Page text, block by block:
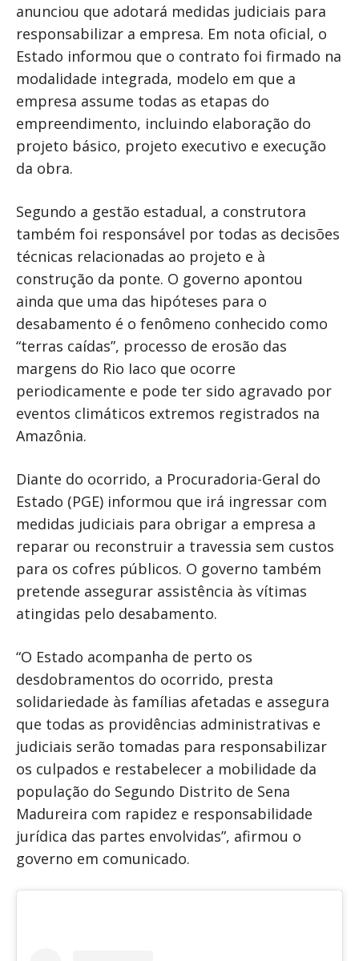
anunciou que adotará medidas judiciais para
responsabilizar a empresa. Em nota oficial, o
Estado informou que o contrato foi firmado na
modalidade integrada, modelo em que a
empresa assume todas as etapas do
empreendimento, incluindo elaboração do
projeto básico, projeto executivo e execução
da obra.
Segundo a gestão estadual, a construtora
também foi responsável por todas as decisões
técnicas relacionadas ao projeto e à
construção da ponte. O governo apontou
ainda que uma das hipóteses para o
desabamento é o fenômeno conhecido como
“terras caídas”, processo de erosão das
margens do Rio Iaco que ocorre
periodicamente e pode ter sido agravado por
eventos climáticos extremos registrados na
Amazônia.
Diante do ocorrido, a Procuradoria-Geral do
Estado (PGE) informou que irá ingressar com
medidas judiciais para obrigar a empresa a
reparar ou reconstruir a travessia sem custos
para os cofres públicos. O governo também
pretende assegurar assistência às vítimas
atingidas pelo desabamento.
“O Estado acompanha de perto os
desdobramentos do ocorrido, presta
solidariedade às famílias afetadas e assegura
que todas as providências administrativas e
judiciais serão tomadas para responsabilizar
os culpados e restabelecer a mobilidade da
população do Segundo Distrito de Sena
Madureira com rapidez e responsabilidade
jurídica das partes envolvidas”, afirmou o
governo em comunicado.